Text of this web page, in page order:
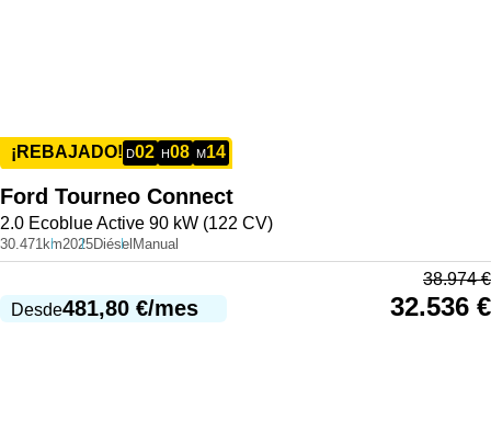
¡REBAJADO! D02 H08 M14
Ford Tourneo Connect
2.0 Ecoblue Active 90 kW (122 CV)
30.471km2025Diésel Manual
Desde481,80 €/mes
38.974€
32.536 €